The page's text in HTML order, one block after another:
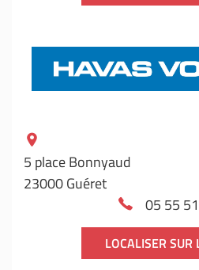
5 place Bonnyaud
23000 Guéret
05 55
LOCALISER SUR